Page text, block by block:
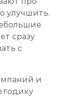
улучшить.
сразу
с
и